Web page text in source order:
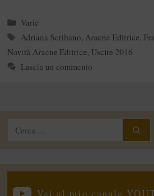
Categorie
Varie
Tag
Adriana Scribano, Aracne Editrice,
Novità Aracne Editrice, Uscite 2016
Lascia un commento
Ricerca
Vai al mio canale